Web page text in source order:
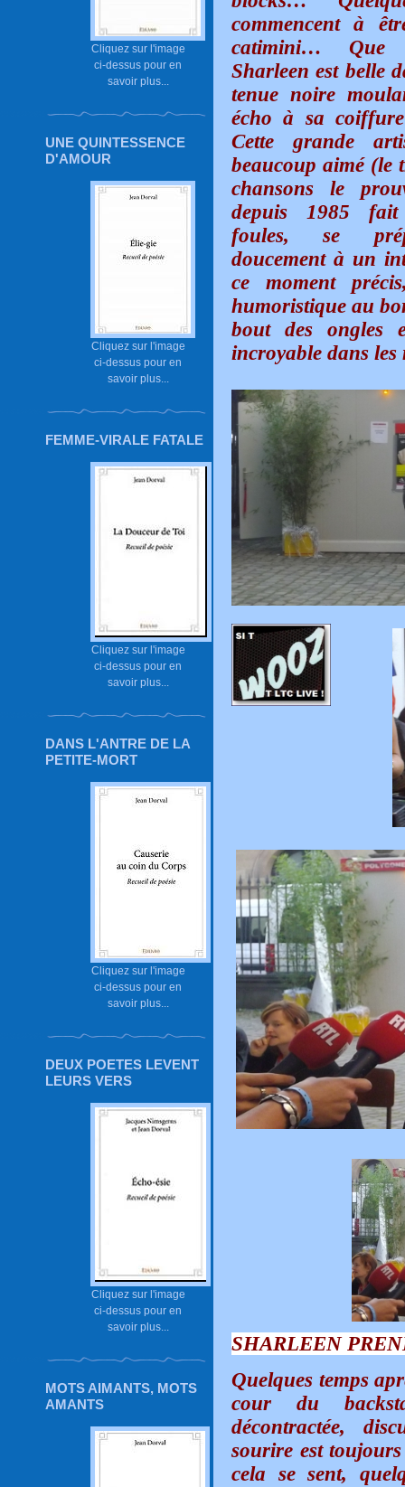
Cliquez sur l'image
ci-dessus pour en
savoir plus...
UNE QUINTESSENCE
D'AMOUR
Cliquez sur l'image
ci-dessus pour en
savoir plus...
FEMME-VIRALE FATALE
Cliquez sur l'image
ci-dessus pour en
savoir plus...
DANS L'ANTRE DE LA
PETITE-MORT
Cliquez sur l'image
ci-dessus pour en
savoir plus...
DEUX POETES LEVENT
LEURS VERS
Cliquez sur l'image
ci-dessus pour en
savoir plus...
MOTS AIMANTS, MOTS
AMANTS
commencent à
catimini…
Sharleen est belle
tenue noire
écho à sa
Cette grande
beaucoup aimé (le
chansons le
depuis 1985
foules, se
doucement à un
ce moment
humoristique au
bout des ongles
incroyable dans les
SHARLEEN
Quelques temps
cour du
décontractée,
sourire est
cela se sent,